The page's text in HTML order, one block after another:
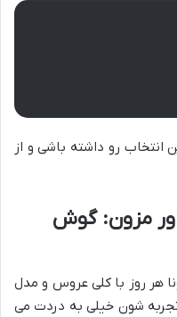
انتخاب رو داشته باشی و از
مزون: گوش
هر روز با کلی عروس و مدل
شون خیلی به دردت می